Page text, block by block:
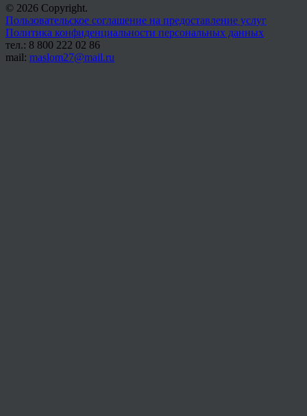
© 2026 Copyright.
Пользовательское соглашение на предоставление услуг
Политика конфиденциальности персональных данных
тел.: 8 800 222 02 86
mail: maslom27@mail.ru